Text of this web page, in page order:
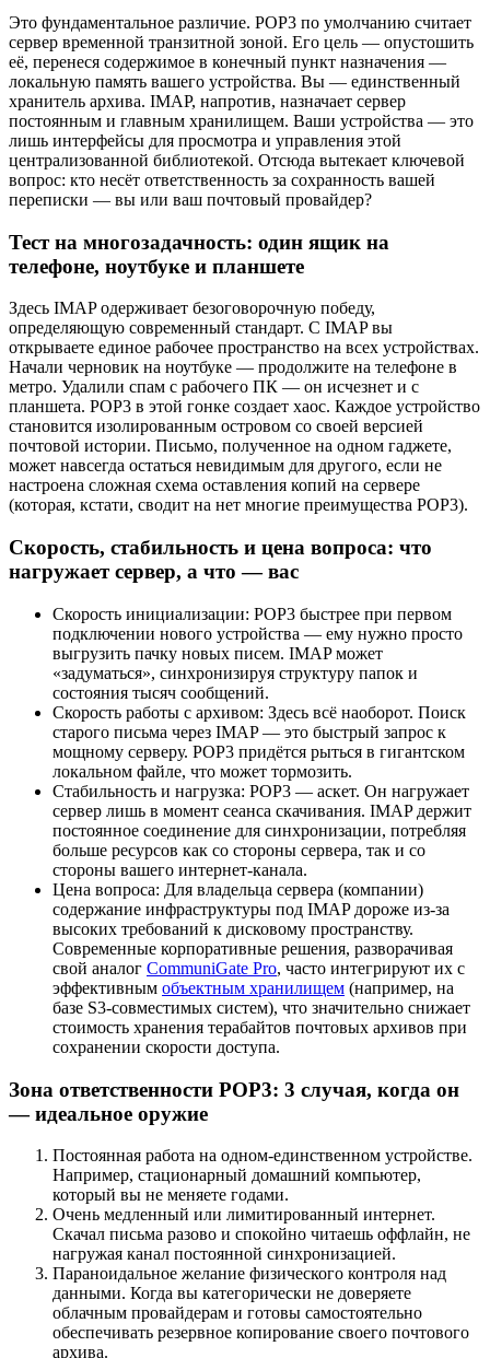
Это фундаментальное различие. POP3 по умолчанию считает
сервер временной транзитной зоной. Его цель — опустошить
её, перенеся содержимое в конечный пункт назначения —
локальную память вашего устройства. Вы — единственный
хранитель архива. IMAP, напротив, назначает сервер
постоянным и главным хранилищем. Ваши устройства — это
лишь интерфейсы для просмотра и управления этой
централизованной библиотекой. Отсюда вытекает ключевой
вопрос: кто несёт ответственность за сохранность вашей
переписки — вы или ваш почтовый провайдер?
Тест на многозадачность: один ящик на
телефоне, ноутбуке и планшете
Здесь IMAP одерживает безоговорочную победу,
определяющую современный стандарт. С IMAP вы
открываете единое рабочее пространство на всех устройствах.
Начали черновик на ноутбуке — продолжите на телефоне в
метро. Удалили спам с рабочего ПК — он исчезнет и с
планшета. POP3 в этой гонке создает хаос. Каждое устройство
становится изолированным островом со своей версией
почтовой истории. Письмо, полученное на одном гаджете,
может навсегда остаться невидимым для другого, если не
настроена сложная схема оставления копий на сервере
(которая, кстати, сводит на нет многие преимущества POP3).
Скорость, стабильность и цена вопроса: что
нагружает сервер, а что — вас
Скорость инициализации: POP3 быстрее при первом
подключении нового устройства — ему нужно просто
выгрузить пачку новых писем. IMAP может
«задуматься», синхронизируя структуру папок и
состояния тысяч сообщений.
Скорость работы с архивом: Здесь всё наоборот. Поиск
старого письма через IMAP — это быстрый запрос к
мощному серверу. POP3 придётся рыться в гигантском
локальном файле, что может тормозить.
Стабильность и нагрузка: POP3 — аскет. Он нагружает
сервер лишь в момент сеанса скачивания. IMAP держит
постоянное соединение для синхронизации, потребляя
больше ресурсов как со стороны сервера, так и со
стороны вашего интернет-канала.
Цена вопроса: Для владельца сервера (компании)
содержание инфраструктуры под IMAP дороже из-за
высоких требований к дисковому пространству.
Современные корпоративные решения, разворачивая
свой аналог CommuniGate Pro, часто интегрируют их с
эффективным объектным хранилищем (например, на
базе S3-совместимых систем), что значительно снижает
стоимость хранения терабайтов почтовых архивов при
сохранении скорости доступа.
Зона ответственности POP3: 3 случая, когда он
— идеальное оружие
Постоянная работа на одном-единственном устройстве.
Например, стационарный домашний компьютер,
который вы не меняете годами.
Очень медленный или лимитированный интернет.
Скачал письма разово и спокойно читаешь оффлайн, не
нагружая канал постоянной синхронизацией.
Параноидальное желание физического контроля над
данными. Когда вы категорически не доверяете
облачным провайдерам и готовы самостоятельно
обеспечивать резервное копирование своего почтового
архива.